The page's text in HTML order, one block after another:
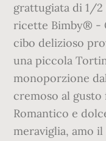
grattugiata di 1/2
ricette Bimby® -
cibo delizioso
una piccola
monoporzione
cremoso al
Romantico e
meraviglia, amo